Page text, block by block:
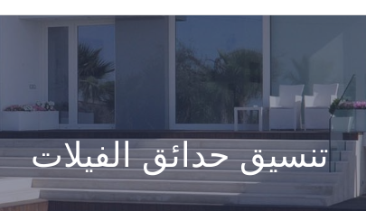
تنسيق حدائق الفيلات